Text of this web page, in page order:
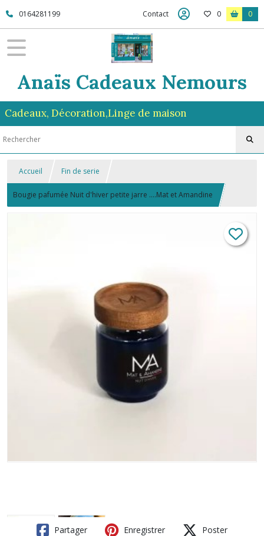
0164281199 Contact 0 0
Anaïs Cadeaux Nemours
Cadeaux, Décoration,Linge de maison
Accueil Fin de serie
Bougie pafumée Nuit d'hiver petite jarre ....Mat et Amandine
Partager Enregistrer Poster